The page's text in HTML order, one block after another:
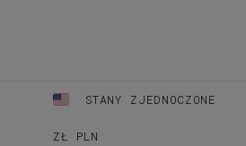
STANY ZJEDNOCZONE
ZŁ PLN